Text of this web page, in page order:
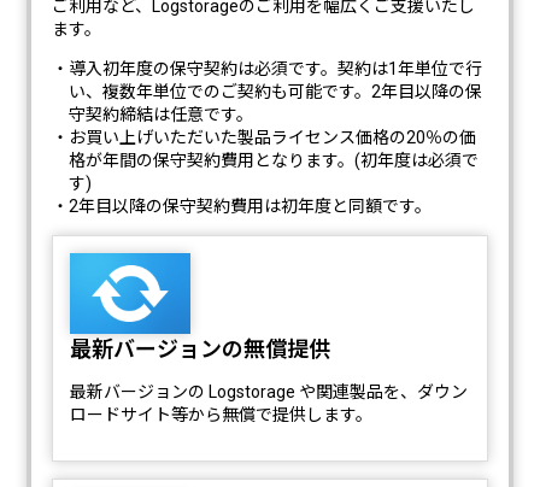
ご利用など、Logstorageのご利用を幅広くご支援いたし
ます。
・導入初年度の保守契約は必須です。契約は1年単位で行
い、複数年単位でのご契約も可能です。2年目以降の保
守契約締結は任意です。
・お買い上げいただいた製品ライセンス価格の20％の価
格が年間の保守契約費用となります。(初年度は必須で
す)
・2年目以降の保守契約費用は初年度と同額です。
最新バージョンの無償提供
最新バージョンの Logstorage や関連製品を、ダウン
ロードサイト等から無償で提供します。